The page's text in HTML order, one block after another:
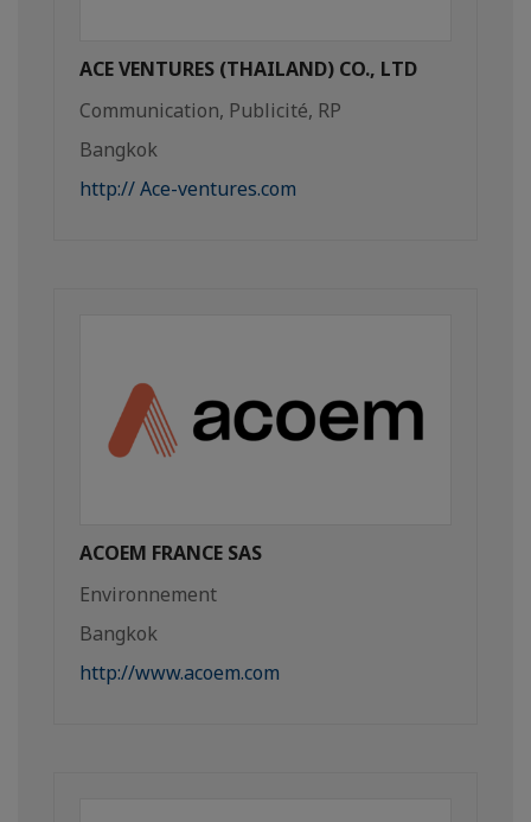
ACE VENTURES (THAILAND) CO., LTD
Communication, Publicité, RP
Bangkok
http:// Ace-ventures.com
ACOEM FRANCE SAS
Environnement
Bangkok
http://www.acoem.com